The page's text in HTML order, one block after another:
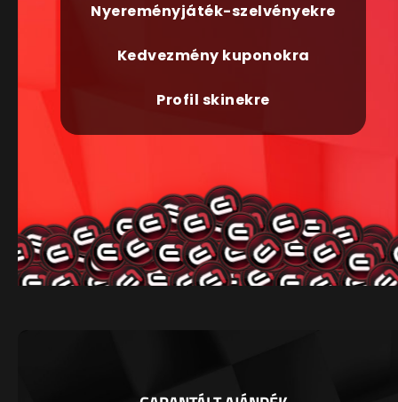
Nyereményjáték-szelvényekre
Kedvezmény kuponokra
Profil skinekre